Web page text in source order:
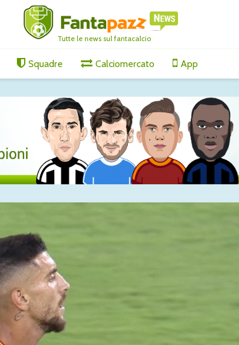
Tutte le news sul fantacalcio
Squadre Calciomercato App
bene Juventus, Napoli e
Lazio, pari Milan-Inter,
ko il Sassuolo